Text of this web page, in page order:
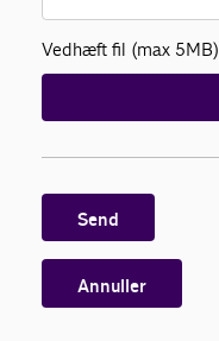
Vedhæft fil (max 5MB)
Send
Annuller